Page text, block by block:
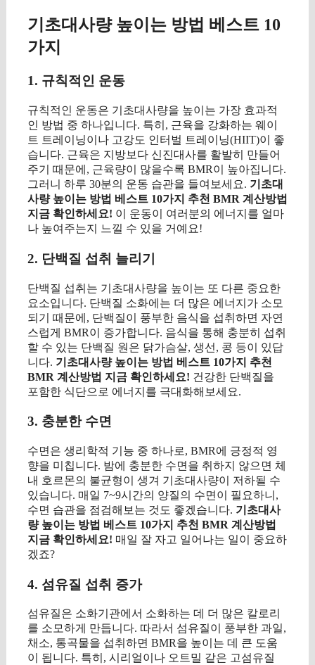
기초대사량 높이는 방법 베스트 10
가지
1. 규칙적인 운동
규칙적인 운동은 기초대사량을 높이는 가장 효과적
인 방법 중 하나입니다. 특히, 근육을 강화하는 웨이
트 트레이닝이나 고강도 인터벌 트레이닝(HIIT)이 좋
습니다. 근육은 지방보다 신진대사를 활발히 만들어
주기 때문에, 근육량이 많을수록 BMR이 높아집니다.
그러니 하루 30분의 운동 습관을 들여보세요. 기초대
사량 높이는 방법 베스트 10가지 추천 BMR 계산방법
지금 확인하세요! 이 운동이 여러분의 에너지를 얼마
나 높여주는지 느낄 수 있을 거예요!
2. 단백질 섭취 늘리기
단백질 섭취는 기초대사량을 높이는 또 다른 중요한
요소입니다. 단백질 소화에는 더 많은 에너지가 소모
되기 때문에, 단백질이 풍부한 음식을 섭취하면 자연
스럽게 BMR이 증가합니다. 음식을 통해 충분히 섭취
할 수 있는 단백질 원은 닭가슴살, 생선, 콩 등이 있답
니다. 기초대사량 높이는 방법 베스트 10가지 추천
BMR 계산방법 지금 확인하세요! 건강한 단백질을
포함한 식단으로 에너지를 극대화해보세요.
3. 충분한 수면
수면은 생리학적 기능 중 하나로, BMR에 긍정적 영
향을 미칩니다. 밤에 충분한 수면을 취하지 않으면 체
내 호르몬의 불균형이 생겨 기초대사량이 저하될 수
있습니다. 매일 7~9시간의 양질의 수면이 필요하니,
수면 습관을 점검해보는 것도 좋겠습니다. 기초대사
량 높이는 방법 베스트 10가지 추천 BMR 계산방법
지금 확인하세요! 매일 잘 자고 일어나는 일이 중요하
겠죠?
4. 섬유질 섭취 증가
섬유질은 소화기관에서 소화하는 데 더 많은 칼로리
를 소모하게 만듭니다. 따라서 섬유질이 풍부한 과일,
채소, 통곡물을 섭취하면 BMR을 높이는 데 큰 도움
이 됩니다. 특히, 시리얼이나 오트밀 같은 고섬유질